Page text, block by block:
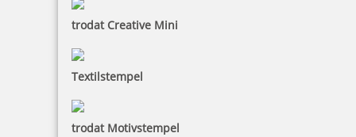
trodat Creative Mini
Textilstempel
trodat Motivstempel